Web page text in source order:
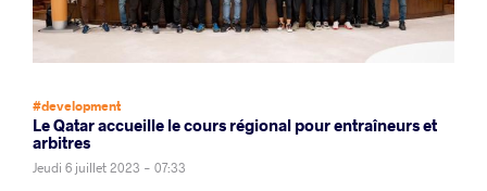
#development
Le Qatar accueille le cours régional pour entraîneurs et
arbitres
Jeudi 6 juillet 2023 - 07:33